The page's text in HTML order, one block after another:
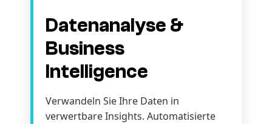
Datenanalyse &
Business
Intelligence
Verwandeln Sie Ihre Daten in
verwertbare Insights. Automatisierte